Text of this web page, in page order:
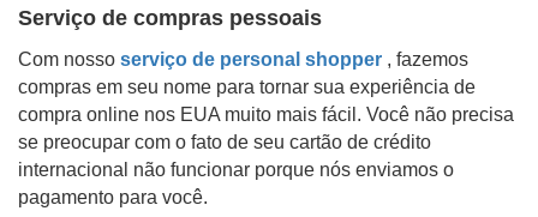
Serviço de compras pessoais
Com nosso serviço de personal shopper , fazemos
compras em seu nome para tornar sua experiência de
compra online nos EUA muito mais fácil. Você não precisa
se preocupar com o fato de seu cartão de crédito
internacional não funcionar porque nós enviamos o
pagamento para você.